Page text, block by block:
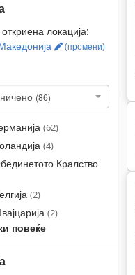
локација:
(промени)
(86)
(62)
(4)
Кралство
(2)
(2)
повеќе
Хоризонтална Порта